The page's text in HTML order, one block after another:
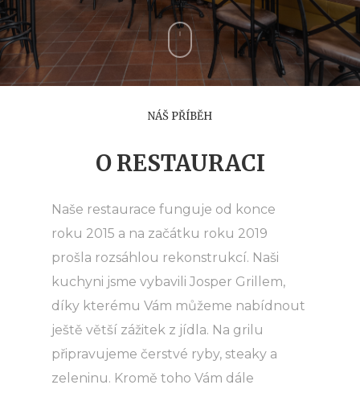
NÁŠ PŘÍBĚH
O RESTAURACI
Naše restaurace funguje od konce
roku 2015 a na začátku roku 2019
prošla rozsáhlou rekonstrukcí. Naši
kuchyni jsme vybavili Josper Grillem,
díky kterému Vám můžeme nabídnout
ještě větší zážitek z jídla. Na grilu
připravujeme čerstvé ryby, steaky a
zeleninu. Kromě toho Vám dále